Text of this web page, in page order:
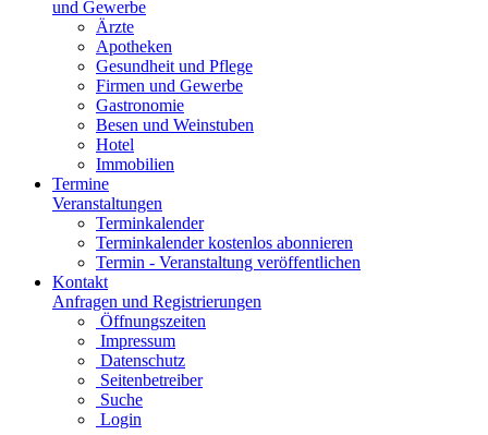
und Gewerbe
Ärzte
Apotheken
Gesundheit und Pflege
Firmen und Gewerbe
Gastronomie
Besen und Weinstuben
Hotel
Immobilien
Termine
Veranstaltungen
Terminkalender
Terminkalender kostenlos abonnieren
Termin - Veranstaltung veröffentlichen
Kontakt
Anfragen und Registrierungen
Öffnungszeiten
Impressum
Datenschutz
Seitenbetreiber
Suche
Login